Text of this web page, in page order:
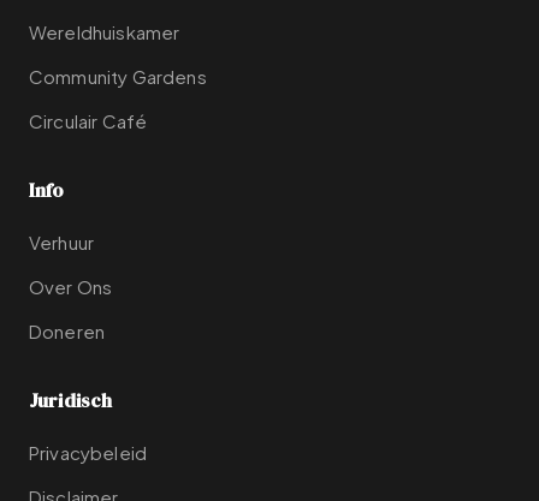
Wereldhuiskamer
Community Gardens
Circulair Café
Info
Verhuur
Over Ons
Doneren
Juridisch
Privacybeleid